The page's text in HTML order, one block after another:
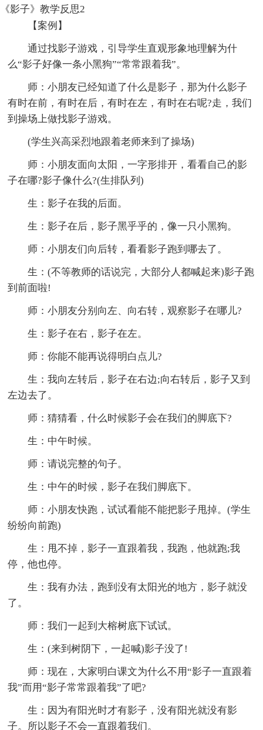
《影子》教学反思2
【案例】
通过找影子游戏，引导学生直观形象地理解为什
么“影子好像一条小黑狗”“常常跟着我”。
师：小朋友已经知道了什么是影子，那为什么影子
有时在前，有时在后，有时在左，有时在右呢?走，我们
到操场上做找影子游戏。
(学生兴高采烈地跟着老师来到了操场)
师：小朋友面向太阳，一字形排开，看看自己的影
子在哪?影子像什么?(生排队列)
生：影子在我的后面。
生：影子在后，影子黑乎乎的，像一只小黑狗。
师：小朋友们向后转，看看影子跑到哪去了。
生：(不等教师的话说完，大部分人都喊起来)影子跑
到前面啦!
师：小朋友分别向左、向右转，观察影子在哪儿?
生：影子在右，影子在左。
师：你能不能再说得明白点儿?
生：我向左转后，影子在右边;向右转后，影子又到
左边去了。
师：猜猜看，什么时候影子会在我们的脚底下?
生：中午时候。
师：请说完整的句子。
生：中午的时候，影子在我们脚底下。
师：小朋友快跑，试试看能不能把影子甩掉。(学生
纷纷向前跑)
生：甩不掉，影子一直跟着我，我跑，他就跑;我
停，他也停。
生：我有办法，跑到没有太阳光的地方，影子就没
了。
师：我们一起到大榕树底下试试。
生：(来到树阴下，一起喊)影子没了!
师：现在，大家明白课文为什么不用“影子一直跟着
我”而用“影子常常跟着我”了吧?
生：因为有阳光时才有影子，没有阳光就没有影
子。所以影子不会一直跟着我们。